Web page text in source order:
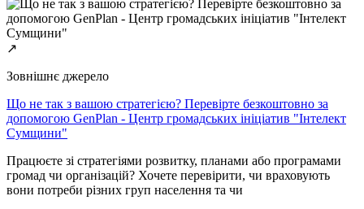
↗
Зовнішнє джерело
Що не так з вашою стратегією? Перевірте безкоштовно за
допомогою GenPlan - Центр громадських ініціатив "Інтелект
Сумщини"
Працюєте зі стратегіями розвитку, планами або програмами
громад чи організацій? Хочете перевірити, чи враховують
вони потреби різних груп населення та чи